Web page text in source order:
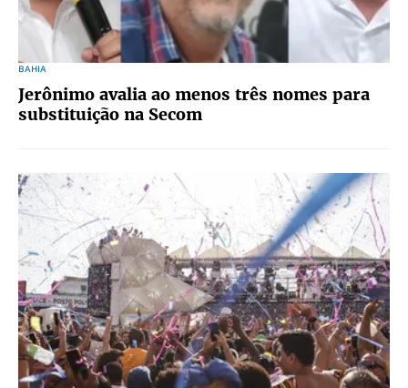
BAHIA
Jerônimo avalia ao menos três nomes para
substituição na Secom